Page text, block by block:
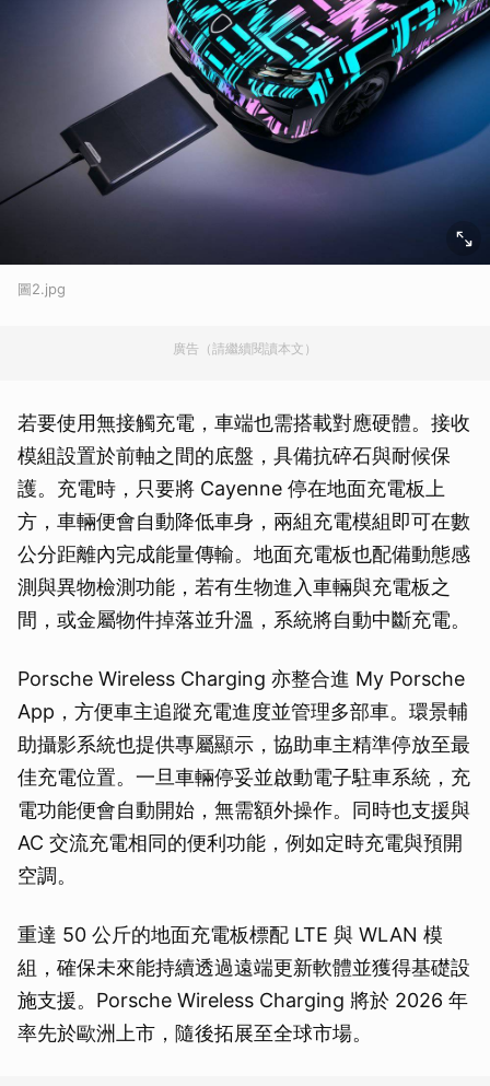
圖2.jpg
廣告（請繼續閱讀本文）
若要使用無接觸充電，車端也需搭載對應硬體。接收
模組設置於前軸之間的底盤，具備抗碎石與耐候保
護。充電時，只要將 Cayenne 停在地面充電板上
方，車輛便會自動降低車身，兩組充電模組即可在數
公分距離內完成能量傳輸。地面充電板也配備動態感
測與異物檢測功能，若有生物進入車輛與充電板之
間，或金屬物件掉落並升溫，系統將自動中斷充電。
Porsche Wireless Charging 亦整合進 My Porsche
App，方便車主追蹤充電進度並管理多部車。環景輔
助攝影系統也提供專屬顯示，協助車主精準停放至最
佳充電位置。一旦車輛停妥並啟動電子駐車系統，充
電功能便會自動開始，無需額外操作。同時也支援與
AC 交流充電相同的便利功能，例如定時充電與預開
空調。
重達 50 公斤的地面充電板標配 LTE 與 WLAN 模
組，確保未來能持續透過遠端更新軟體並獲得基礎設
施支援。Porsche Wireless Charging 將於 2026 年
率先於歐洲上市，隨後拓展至全球市場。